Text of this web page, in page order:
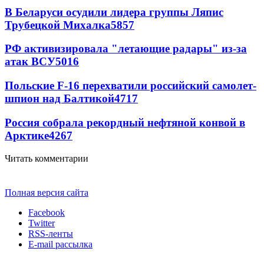
В Беларуси осудили лидера группы Ляпис
Трубецкой Михалка5857
РФ активизировала "летающие радары" из-за
атак ВСУ5016
Польские F-16 перехватили российский самолет-
шпион над Балтикой4717
Россия собрала рекордный нефтяной конвой в
Арктике4267
Читать комментарии
Полная версия сайта
Facebook
Twitter
RSS-ленты
E-mail рассылка